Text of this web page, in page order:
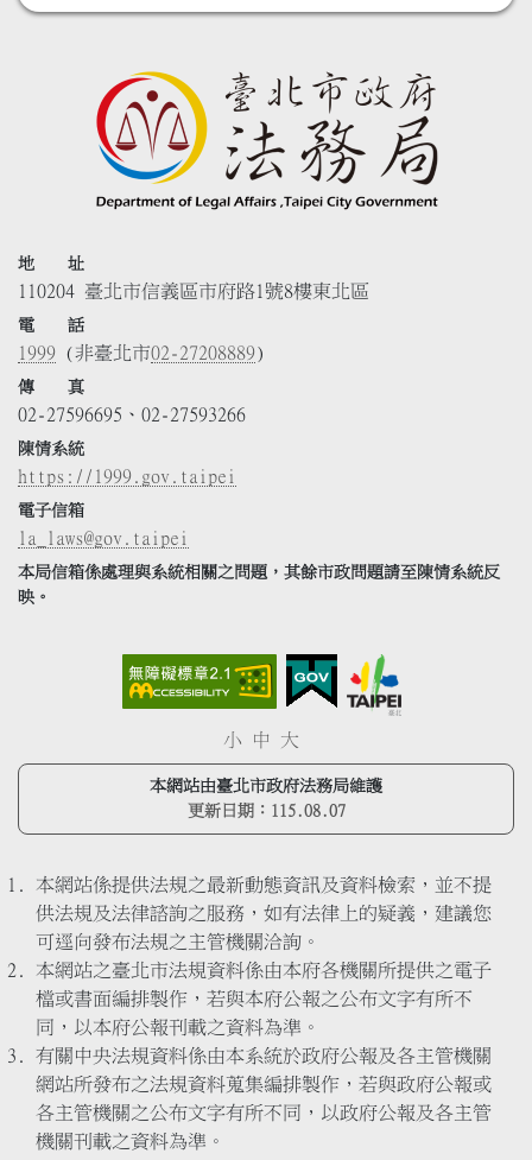
地 址
110204 臺北市信義區市府路1號8樓東北區
電 話
1999 (非臺北市02-27208889)
傳 真
02-27596695、02-27593266
陳情系統
https://1999.gov.taipei
電子信箱
la_laws@gov.taipei
本局信箱係處理與系統相關之問題，其餘市政問題請至陳情系統反
映。
小 中 大
本網站由臺北市政府法務局維護
更新日期： 115.08.07
本網站係提供法規之最新動態資訊及資料檢索，並不提
供法規及法律諮詢之服務，如有法律上的疑義，建議您
可逕向發布法規之主管機關洽詢。
本網站之臺北市法規資料係由本府各機關所提供之電子
檔或書面編排製作，若與本府公報之公布文字有所不
同，以本府公報刊載之資料為準。
有關中央法規資料係由本系統於政府公報及各主管機關
網站所發布之法規資料蒐集編排製作，若與政府公報或
各主管機關之公布文字有所不同，以政府公報及各主管
機關刊載之資料為準。